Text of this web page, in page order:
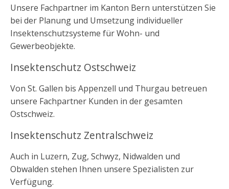
Unsere Fachpartner im Kanton Bern unterstützen Sie
bei der Planung und Umsetzung individueller
Insektenschutzsysteme für Wohn- und
Gewerbeobjekte.
Insektenschutz Ostschweiz
Von St. Gallen bis Appenzell und Thurgau betreuen
unsere Fachpartner Kunden in der gesamten
Ostschweiz.
Insektenschutz Zentralschweiz
Auch in Luzern, Zug, Schwyz, Nidwalden und
Obwalden stehen Ihnen unsere Spezialisten zur
Verfügung.